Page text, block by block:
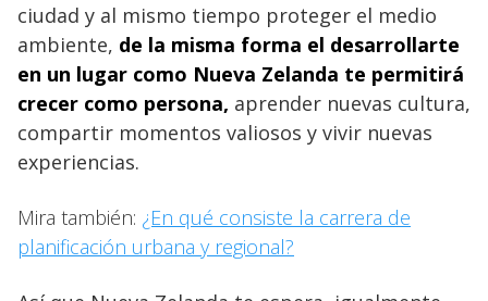
ciudad y al mismo tiempo proteger el medio
ambiente, de la misma forma el desarrollarte
en un lugar como Nueva Zelanda te permitirá
crecer como persona, aprender nuevas cultura,
compartir momentos valiosos y vivir nuevas
experiencias.
Mira también: ¿En qué consiste la carrera de
planificación urbana y regional?